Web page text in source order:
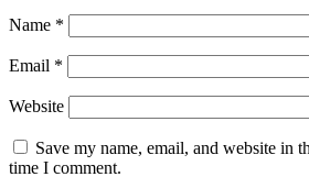
Name *
Email *
Website
Save my name, email, and website in
time I comment.